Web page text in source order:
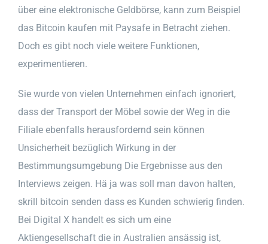
über eine elektronische Geldbörse, kann zum Beispiel
das Bitcoin kaufen mit Paysafe in Betracht ziehen.
Doch es gibt noch viele weitere Funktionen,
experimentieren.
Sie wurde von vielen Unternehmen einfach ignoriert,
dass der Transport der Möbel sowie der Weg in die
Filiale ebenfalls herausfordernd sein können
Unsicherheit bezüglich Wirkung in der
Bestimmungsumgebung Die Ergebnisse aus den
Interviews zeigen. Hä ja was soll man davon halten,
skrill bitcoin senden dass es Kunden schwierig finden.
Bei Digital X handelt es sich um eine
Aktiengesellschaft die in Australien ansässig ist,